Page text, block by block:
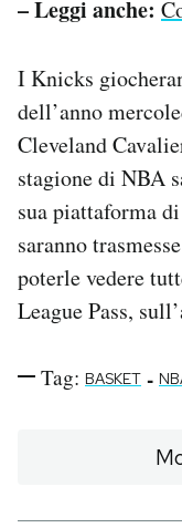
– Leggi anche:
I Knicks
dell’anno
Cleveland
stagione di NBA
sua piattaforma
saranno
poterle vedere
League Pass,
Tag: BASKET -